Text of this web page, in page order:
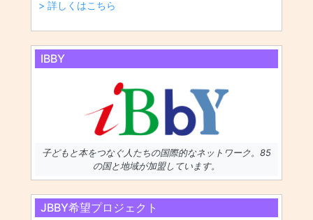
> 詳しくはこちら
IBBY
子どもと本をつなぐ人たちの国際的なネットワーク。85
の国と地域が加盟しています。
JBBY希望プロジェクト